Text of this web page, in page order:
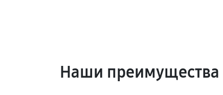
Наши преимущества